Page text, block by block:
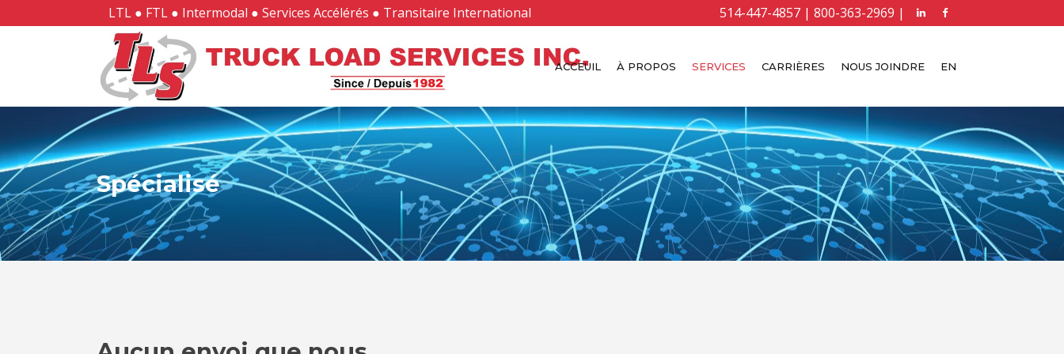
LTL ● FTL ● Intermodal ● Services Accélérés ● Transitaire International 514-447-4857 | 800-363-2969 |
ACCEUIL À PROPOS SERVICES CARRIÈRES NOUS JOINDRE EN
Spécialisé